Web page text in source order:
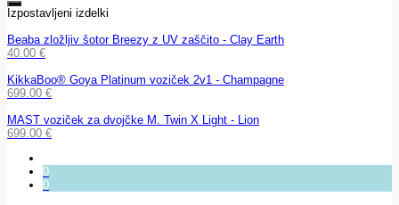
Izpostavljeni izdelki
Beaba zložljiv šotor Breezy z UV zaščito - Clay Earth
40.00 €
KikkaBoo® Goya Platinum voziček 2v1 - Champagne
699.00 €
MAST voziček za dvojčke M. Twin X Light - Lion
699.00 €
0
0